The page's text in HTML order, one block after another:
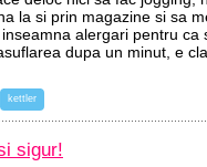
la si prin magazine si sa
alergari pentru
dupa un minut, e
kettler
sigur!